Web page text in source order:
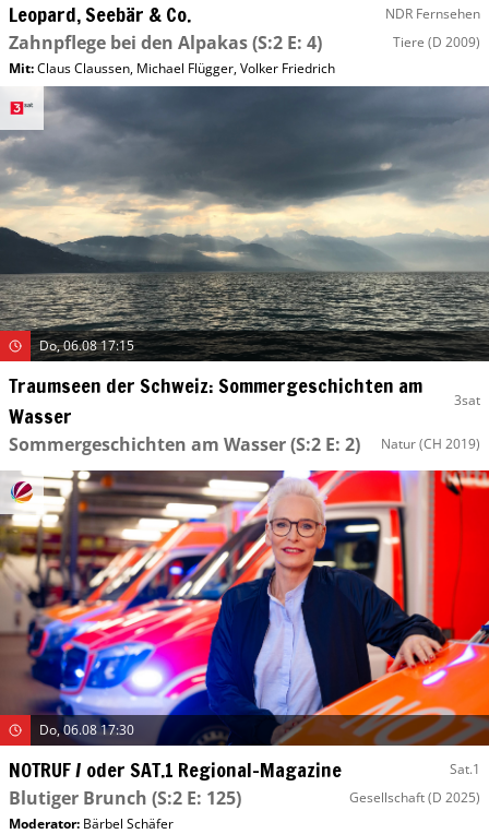
Leopard, Seebär & Co. NDR Fernsehen
Zahnpflege bei den Alpakas(S:2 E: 4) Tiere (D 2009)
Mit:Claus Claussen, Michael Flügger,Volker Friedrich
Do, 06.08 17:15
Traumseen der Schweiz: Sommergeschichten am
Wasser
3sat
Sommergeschichten am Wasser(S:2 E: 2) Natur(CH 2019)
Do, 06.08 17:30
NOTRUF / oder SAT.1 Regional-Magazine Sat.1
Blutiger Brunch (S:2 E: 125) Gesellschaft(D 2025)
Moderator: Bärbel Schäfer